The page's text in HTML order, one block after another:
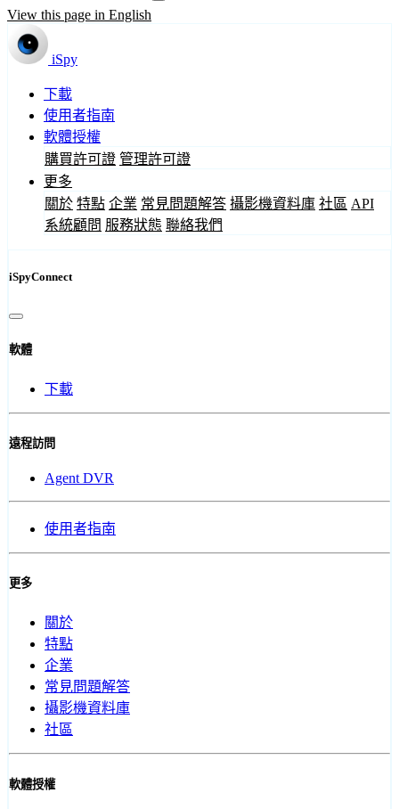
View this page in English
iSpy
下載
使用者指南
軟體授權
購買許可證 管理許可證
更多
關於 特點 企業 常見問題解答 攝影機資料庫 社區 API
系統顧問 服務狀態 聯絡我們
iSpyConnect
軟體
下載
遠程訪問
Agent DVR
使用者指南
更多
關於
特點
企業
常見問題解答
攝影機資料庫
社區
軟體授權